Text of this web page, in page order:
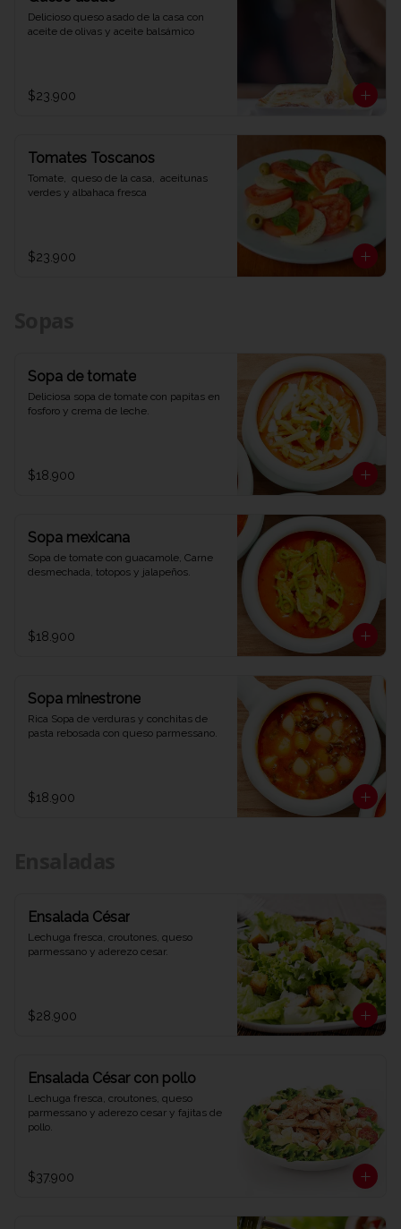
Delicioso queso asado de la casa con
aceite de olivas y aceite balsámico
$23.900
Tomates Toscanos
Tomate,  queso de la casa,  aceitunas
verdes y albahaca fresca
$23.900
Sopa de tomate
Deliciosa sopa de tomate con papitas en
fosforo y crema de leche.
$18.900
Sopa mexicana
Sopa de tomate con guacamole, Carne
desmechada, totopos y jalapeños.
$18.900
Sopa minestrone
Rica Sopa de verduras y conchitas de
pasta rebosada con queso parmessano.
$18.900
Ensalada César
Lechuga fresca, croutones, queso
parmessano y aderezo cesar.
$28.900
Ensalada César con pollo
Lechuga fresca, croutones, queso
parmessano y aderezo cesar y fajitas de
pollo.
$37.900